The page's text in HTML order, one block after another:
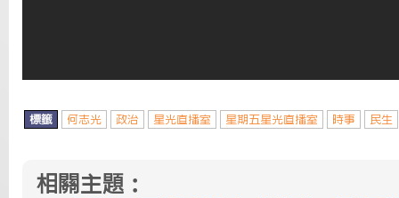
標籤 何志光 政治 星光直播室 星期五星光直播室 時事 民生
相關主題：